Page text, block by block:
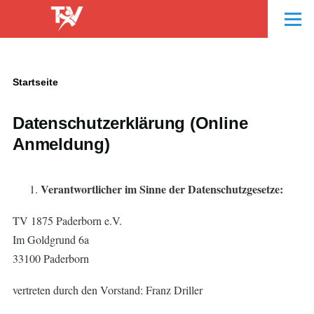
Direkt zum Inhalt
Menü
Pfadnavigation
Startseite
Datenschutzerklärung (Online
Anmeldung)
Verantwortlicher im Sinne der Datenschutzgesetze:
TV 1875 Paderborn e.V.
Im Goldgrund 6a
33100 Paderborn
vertreten durch den Vorstand: Franz Driller